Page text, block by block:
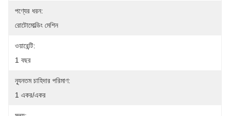
পণ্যের ধরন:
রোটোমোল্ডিং মেশিন
ওয়ারেন্টি:
1 বছর
ন্যূনতম চাহিদার পরিমাণ:
1 একর/একর